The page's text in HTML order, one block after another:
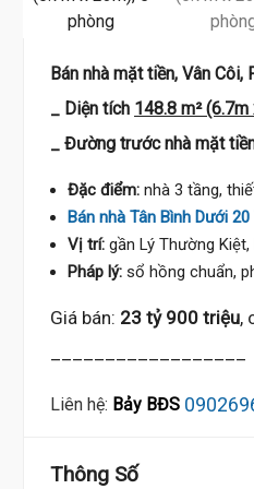
Bán nhà mặt tiền, Vân Côi,
_ Diện tích 148.8 m²
_ Đường trước nhà mặt
Đặc điểm: nhà 3 tầng,
Bán nhà Tân Bình Dưới 20
Vị trí: gần Lý Thường
Pháp lý: sổ hồng chuẩn,
Giá bán: 23 tỷ 900 triệu,
Liên hệ: Bảy BĐS
Thông Số